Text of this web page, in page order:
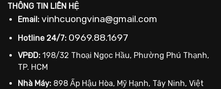
THÔNG TIN LIÊN HỆ
Email: vinhcuongvina@gmail.com
Hotline 24/7: 0969.88.1697
VPĐD: 198/32 Thoại Ngọc Hầu, Phường Phú Thạnh,
TP. HCM
Nhà Máy: 898 Ấp Hậu Hòa, Mỹ Hạnh, Tây Ninh, Việt